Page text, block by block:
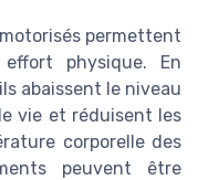
permettent
physique. En
abaissent le niveau
vie et réduisent les
corporelle des
peuvent être